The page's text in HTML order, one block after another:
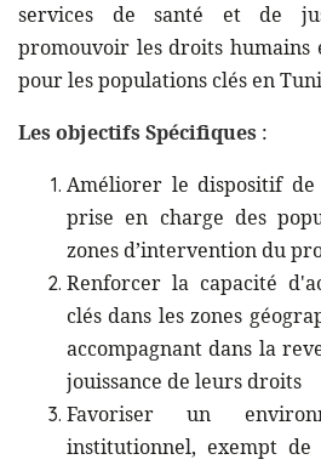
services de santé et de
promouvoir les droits humains
pour les populations clés en
Les objectifs Spécifiques :
Améliorer le dispositif
prise en charge des
zones d’intervention du
Renforcer la capacité
clés dans les zones
accompagnant dans la
jouissance de leurs droits
Favoriser un
institutionnel, exempt de